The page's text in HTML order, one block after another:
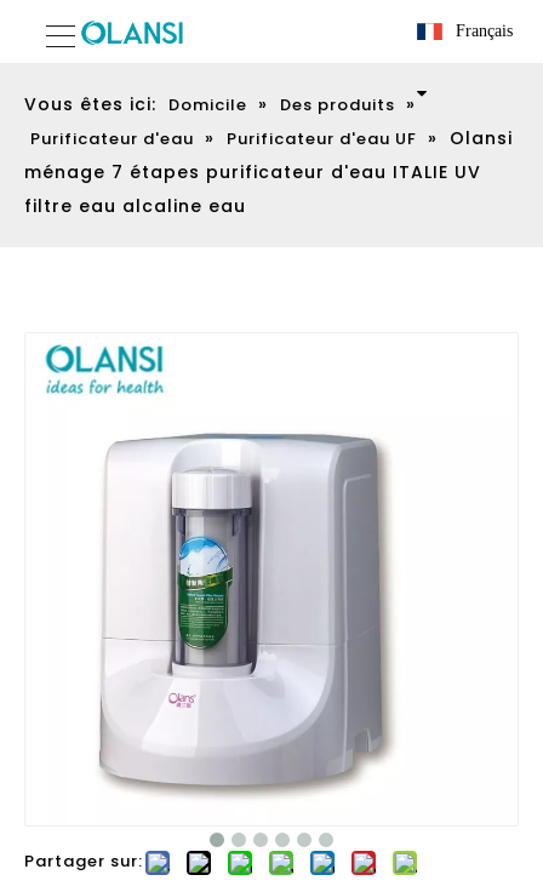
Français
Vous êtes ici: Domicile » Des produits »
Purificateur d'eau » Purificateur d'eau UF »
Olansi
ménage 7 étapes purificateur d'eau ITALIE UV
filtre eau alcaline eau
Partager sur: